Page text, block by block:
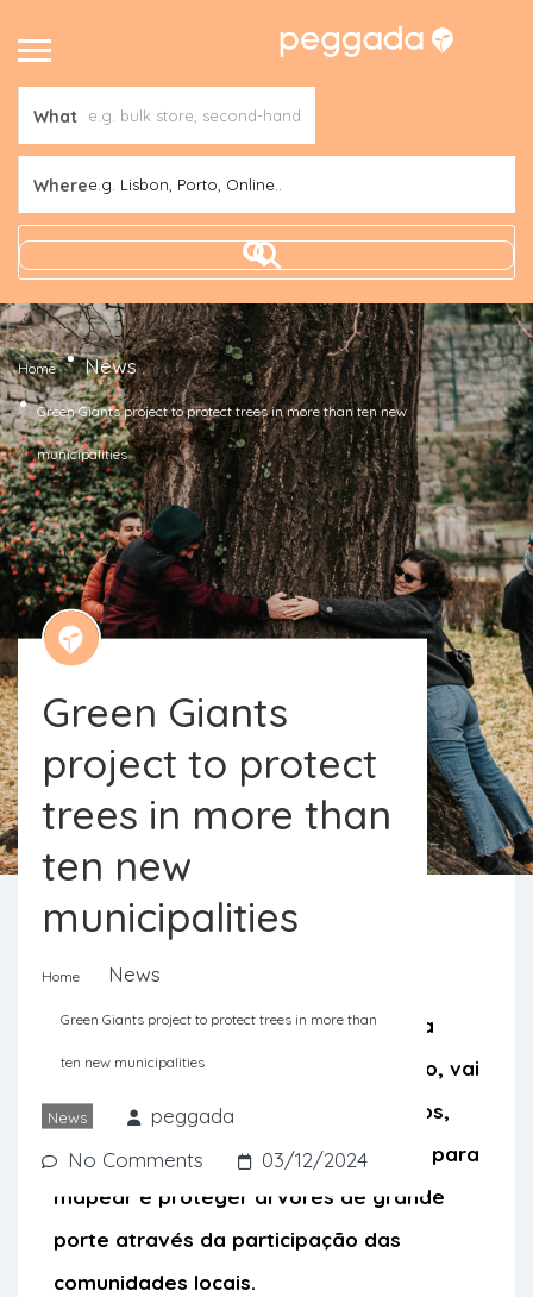
What
Wheree.g. Lisbon, Porto, Online..
Home News
Green Giants project to protect trees in more than ten new
municipalities
Green Giants
project to protect
trees in more than
ten new
municipalities
Home News
Green Giants project to protect trees in more than
ten new municipalities
News
peggada
No Comments
03/12/2024
Projeto Gigantes Verdes é um dos
vencedores do Programa EDP Energia
Solidária e, com esse reconhecimento, vai
expandir-separa dez novos concelhos,
onde serão feitos esforços pioneiros para
mapear e proteger árvores de grande
porte através da participação das
comunidades locais.